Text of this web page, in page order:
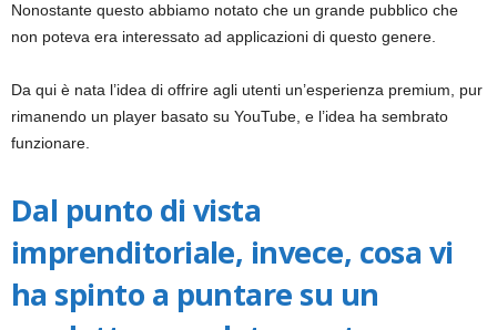
Nonostante questo abbiamo notato che un grande pubblico che
non poteva era interessato ad applicazioni di questo genere.
Da qui è nata l’idea di offrire agli utenti un’esperienza premium, pur
rimanendo un player basato su YouTube, e l’idea ha sembrato
funzionare.
Dal punto di vista
imprenditoriale, invece, cosa vi
ha spinto a puntare su un